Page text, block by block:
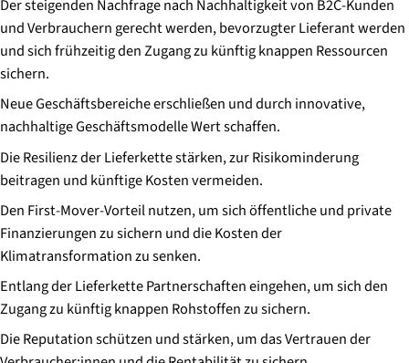
Der steigenden Nachfrage nach Nachhaltigkeit von B2C-Kunden
und Verbrauchern gerecht werden, bevorzugter Lieferant werden
und sich frühzeitig den Zugang zu künftig knappen Ressourcen
sichern.
Neue Geschäftsbereiche erschließen und durch innovative,
nachhaltige Geschäftsmodelle Wert schaffen.
Die Resilienz der Lieferkette stärken, zur Risikominderung
beitragen und künftige Kosten vermeiden.
Den First-Mover-Vorteil nutzen, um sich öffentliche und private
Finanzierungen zu sichern und die Kosten der
Klimatransformation zu senken.
Entlang der Lieferkette Partnerschaften eingehen, um sich den
Zugang zu künftig knappen Rohstoffen zu sichern.
Die Reputation schützen und stärken, um das Vertrauen der